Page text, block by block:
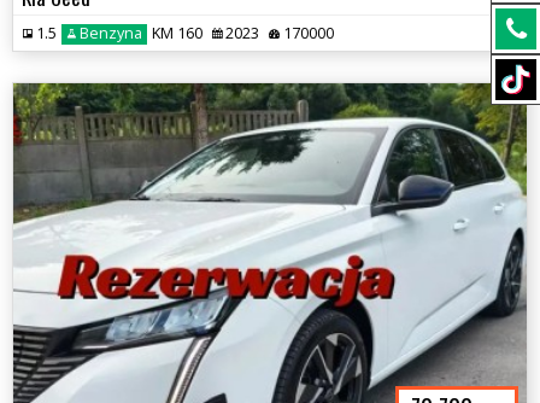
1.5 Benzyna KM 160 2023 170000